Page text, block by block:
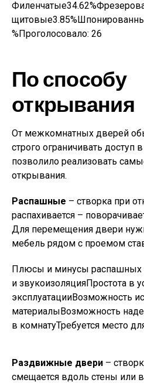
%Проголосовало: 26
По способу
открывания
От межкомнатных дверей
строго ограничивать доступ
позволило реализовать
открывания.
Распашные – створка при
распахивается –
Для перемещения двери
мебель рядом с проемом
Плюсы и минусы распашных
и звукоизоляцияПростота в
эксплуатацииВозможность
материалыВозможность
в комнатуТребуется место
Раздвижные двери –
смещается вдоль стены или